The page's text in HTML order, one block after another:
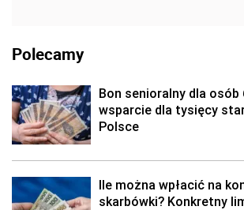
Polecamy
Bon senioralny dla osób
wsparcie dla tysięcy
Polsce
Ile można wpłacić na
skarbówki? Konkretny